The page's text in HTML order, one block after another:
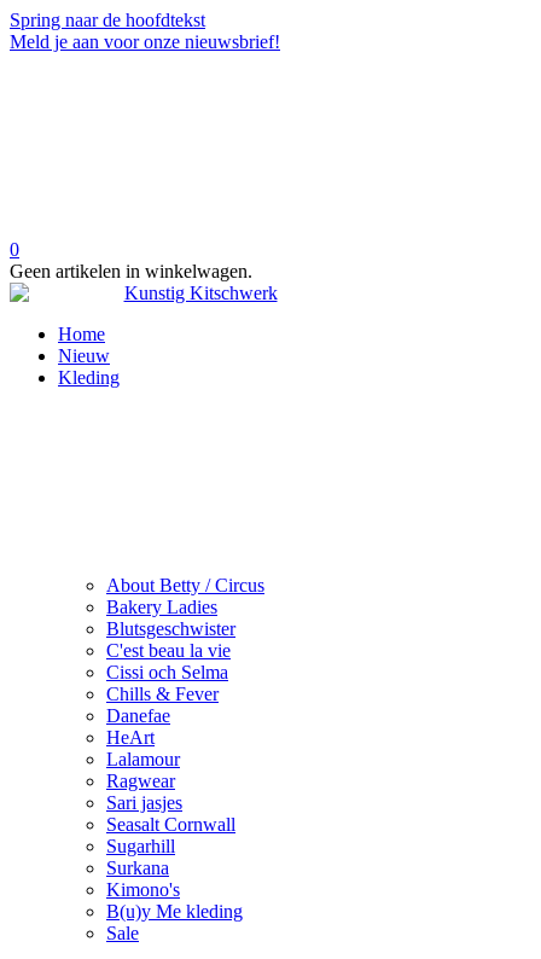
Spring naar de hoofdtekst
Meld je aan voor onze nieuwsbrief!
0
Geen artikelen in winkelwagen.
Home
Nieuw
Kleding
About Betty / Circus
Bakery Ladies
Blutsgeschwister
C'est beau la vie
Cissi och Selma
Chills & Fever
Danefae
HeArt
Lalamour
Ragwear
Sari jasjes
Seasalt Cornwall
Sugarhill
Surkana
Kimono's
B(u)y Me kleding
Sale